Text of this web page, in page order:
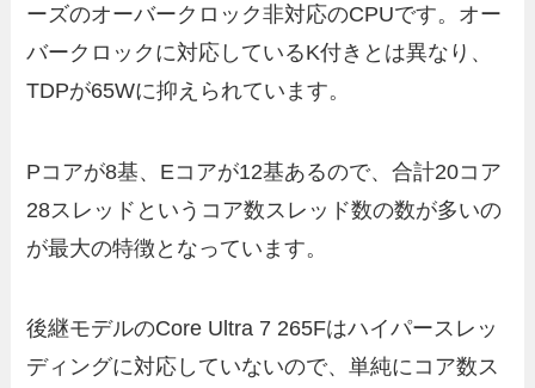
ーズのオーバークロック非対応のCPUです。オー
バークロックに対応しているK付きとは異なり、
TDPが65Wに抑えられています。
Pコアが8基、Eコアが12基あるので、合計20コア
28スレッドというコア数スレッド数の数が多いの
が最大の特徴となっています。
後継モデルのCore Ultra 7 265Fはハイパースレッ
ディングに対応していないので、単純にコア数ス